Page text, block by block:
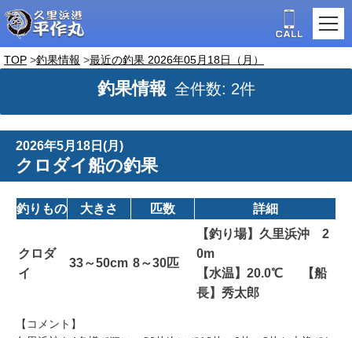
TOP 釣果情報 最近の釣果 2026年05月18日（月）
釣果情報 全件数: 2件
2026年5月18日(月)
クロダイ船の釣果
釣りもの 大きさ 匹数 詳細
クロダ
イ
33～50cm 8～30匹
【釣り場】久里浜沖 2
0m
【水温】20.0℃ 【船
長】秀太郎
【コメント】